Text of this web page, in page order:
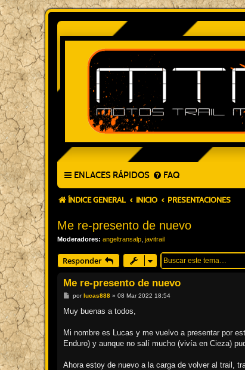
ENLACES RÁPIDOS FAQ
ÍNDICE GENERAL INICIO PRESENTACIONES
Me re-presento de nuevo
Moderadores: angeltransalp javitrail
Responder
Me re-presento de nuevo
M
n
j
porlucas888» 08 Mar 2022 18:54
Muy buenas a todos,
Mi nombre es Lucas y me vuelvo a presentar por
Enduro) y aunque no salí mucho (vivía en Cieza)
Ahora estoy de nuevo a la carga de volver al trail,